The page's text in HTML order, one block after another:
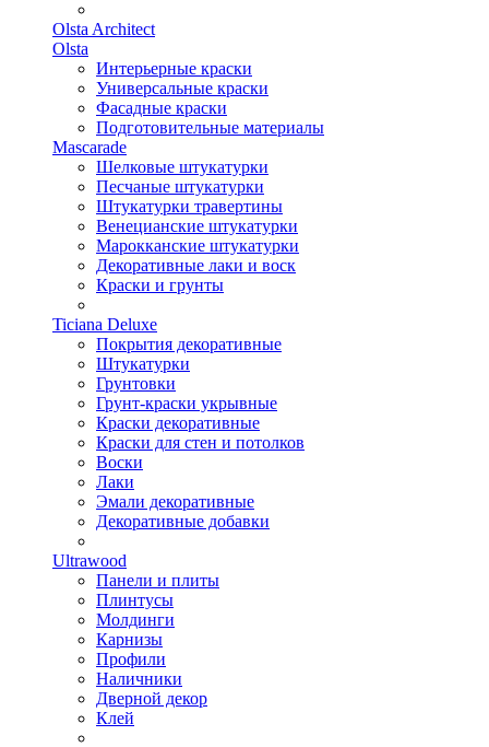
Olsta Architect
Olsta
Интерьерные краски
Универсальные краски
Фасадные краски
Подготовительные материалы
Mascarade
Шелковые штукатурки
Песчаные штукатурки
Штукатурки травертины
Венецианские штукатурки
Марокканские штукатурки
Декоративные лаки и воск
Краски и грунты
Ticiana Deluxe
Покрытия декоративные
Штукатурки
Грунтовки
Грунт-краски укрывные
Краски декоративные
Краски для стен и потолков
Воски
Лаки
Эмали декоративные
Декоративные добавки
Ultrawood
Панели и плиты
Плинтусы
Молдинги
Карнизы
Профили
Наличники
Дверной декор
Клей